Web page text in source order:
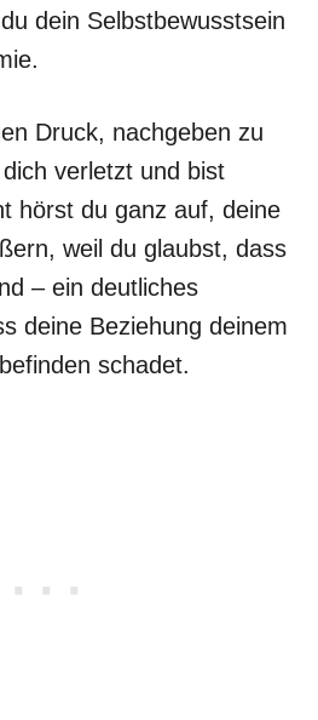
dein Selbstbewusstsein
Druck, nachgeben zu
verletzt und bist
hörst du ganz auf, deine
weil du glaubst, dass
– ein deutliches
deine Beziehung deinem
schadet.